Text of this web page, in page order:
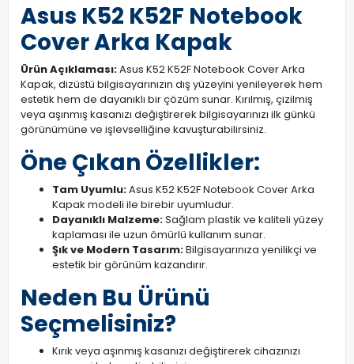
Asus K52 K52F Notebook
Cover Arka Kapak
Ürün Açıklaması:Asus K52 K52F Notebook Cover Arka
Kapak, dizüstü bilgisayarınızın dış yüzeyini yenileyerek hem
estetik hem de dayanıklı bir çözüm sunar. Kırılmış, çizilmiş
veya aşınmış kasanızı değiştirerek bilgisayarınızı ilk günkü
görünümüne ve işlevselliğine kavuşturabilirsiniz.
Öne Çıkan Özellikler:
Tam Uyumlu:Asus K52 K52F Notebook Cover Arka
Kapak modeli ile birebir uyumludur.
Dayanıklı Malzeme:Sağlam plastik ve kaliteli yüzey
kaplaması ile uzun ömürlü kullanım sunar.
Şık ve Modern Tasarım:Bilgisayarınıza yenilikçi ve
estetik bir görünüm kazandırır.
Neden Bu Ürünü
Seçmelisiniz?
Kırık veya aşınmış kasanızı değiştirerek cihazınızı